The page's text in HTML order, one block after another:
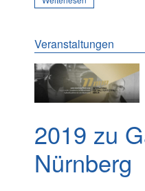
Veranstaltungen
2019 zu
Nürnberg